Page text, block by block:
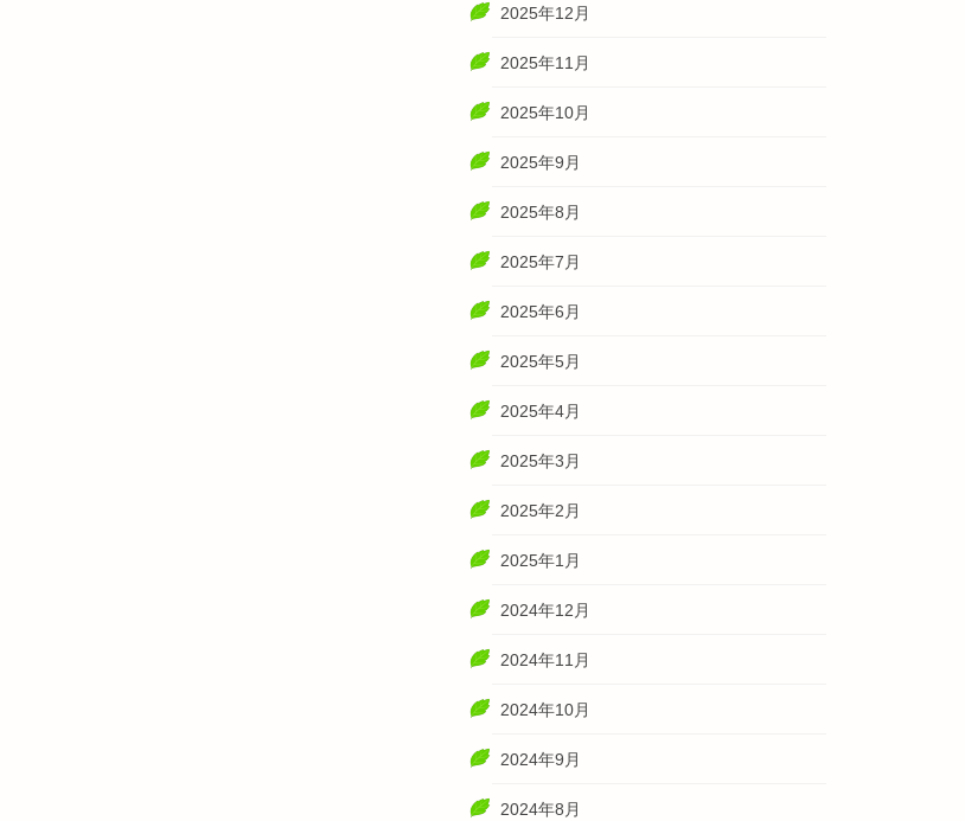
2025年12月
2025年11月
2025年10月
2025年9月
2025年8月
2025年7月
2025年6月
2025年5月
2025年4月
2025年3月
2025年2月
2025年1月
2024年12月
2024年11月
2024年10月
2024年9月
2024年8月